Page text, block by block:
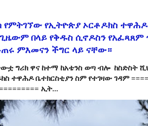
የምትገኘው የኢትዮጵያ ኦርቶዶክስ
በላይ የቅዱስ ሲኖዶስን የአፈጻጸም
ምእመናን ችግር ላይ ናቸው።
ግሪክ ዋና ከተማ ከአቴንስ ወጣ ብሎ ከስድስት
ተዋሕዶ ቤተክርስቲያን ስም የተገዛው ገዳም
ኢት...